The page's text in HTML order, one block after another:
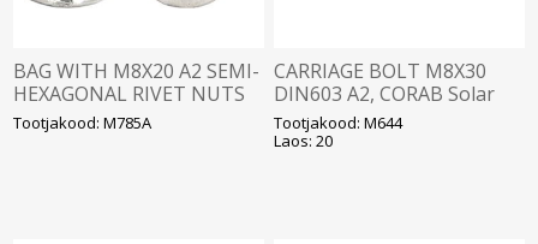
BAG WITH M8X20 A2 SEMI-
HEXAGONAL RIVET NUTS
(20 PCS.)
Tootjakood: M785A
CARRIAGE BOLT M8X30
DIN603 A2, CORAB Solar
Tootjakood: M644
Laos: 20